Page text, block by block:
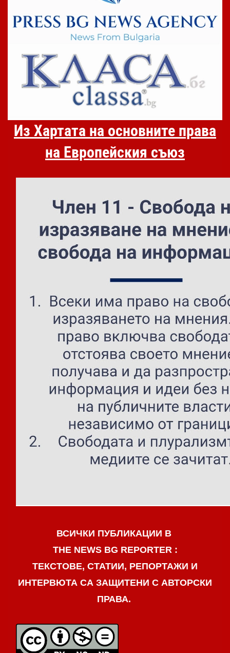
Из Хартата на основните права
на Европейския съюз
ВСИЧКИ ПУБЛИКАЦИИ В
THE NEWS BG REPORTER :
ТЕКСТОВЕ, СТАТИИ, РЕПОРТАЖИ И
ИНТЕРВЮТА СА ЗАЩИТЕНИ С АВТОРСКИ
ПРАВА.